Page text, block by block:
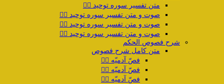
متن تفسیر سوره توحید ۱️⃣
صوت و متن تفسیر سوره توحید ۲️⃣
صوت و متن تفسیر سوره توحید ۳️⃣
صوت و متن تفسیر سوره توحید ۴️⃣
شرح فصوص الحکم
متن کامل شرح فصوص
فصّ آدمیّه ۱️⃣
فصّ آدمیّه ۲️⃣
فصّ آدمیّه ۳️⃣